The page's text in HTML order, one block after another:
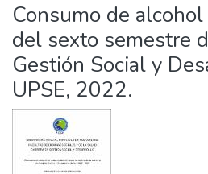
Consumo de
del sexto semestre
Gestión Social y
UPSE, 2022.